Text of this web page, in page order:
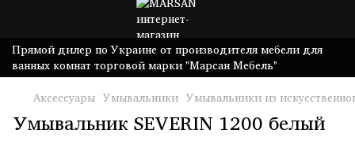
Прямой дилер по Украине от производителя мебели для
ванных комнат торговой марки "Марсан Мебель"
Аксессуары Умывальники Умывальники из
Умывальник SEVERIN 1200 белый